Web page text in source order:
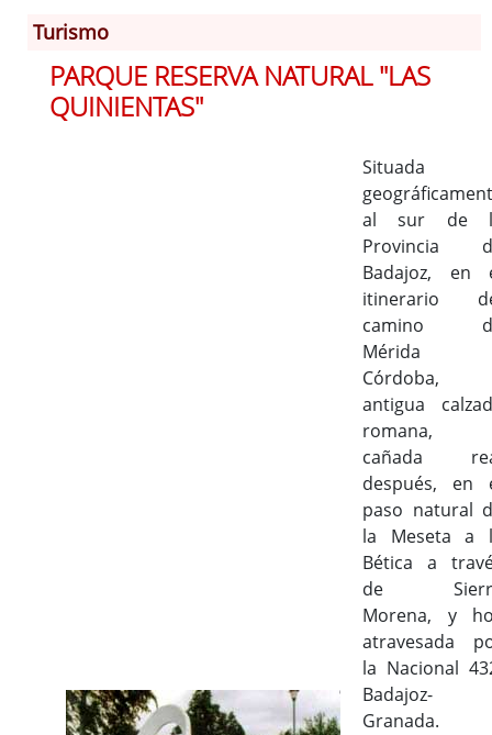
Información General
Historia
Turismo
PARQUE RESERVA NATURAL "LAS
QUINIENTAS"
Situada
al sur de
Provincia
Badajoz, en
itinerario
camino
Mérida
Córdoba,
antigua
romana,
cañada
después, en
paso natural
la Meseta a
Bética a
de
Morena, y
atravesada
la Nacional
Badajoz-
Granada.